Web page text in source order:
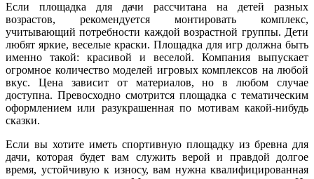
Если площадка для дачи рассчитана на детей разных
возрастов, рекомендуется монтировать комплекс,
учитывающий потребности каждой возрастной группы. Дети
любят яркие, веселые краски. Площадка для игр должна быть
именно такой: красивой и веселой. Компания выпускает
огромное количество моделей игровых комплексов на любой
вкус. Цена зависит от материалов, но в любом случае
доступна. Превосходно смотрится площадка с тематическим
оформлением или разукрашенная по мотивам какой-нибудь
сказки.
Если вы хотите иметь спортивную площадку из бревна для
дачи, которая будет вам служить верой и правдой долгое
время, устойчивую к износу, вам нужна квалифицированная